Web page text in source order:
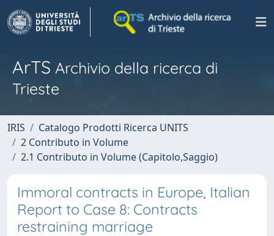
ArTS Archivio della ricerca di
Trieste
IRIS
Catalogo Prodotti Ricerca UNITS
2 Contributo in Volume
2.1 Contributo in Volume (Capitolo,Saggio)
Immoral contracts in Europe, Italian
Report to Case 8: Contracts
restraining marriage